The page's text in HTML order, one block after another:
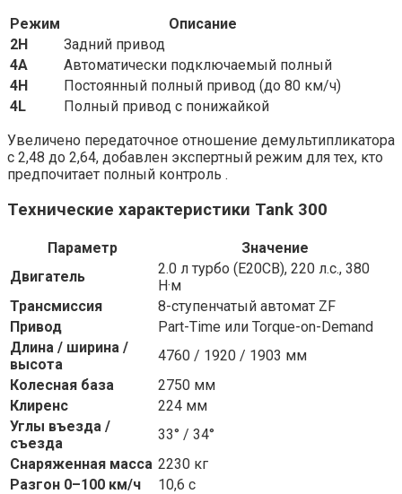
Режим
Описание
2H
Задний привод
4A
Автоматически подключаемый полный
4H
Постоянный полный привод (до 80 км/ч)
4L
Полный привод с понижайкой
Увеличено передаточное отношение демультипликатора
с 2,48 до 2,64, добавлен экспертный режим для тех, кто
предпочитает полный контроль .
Технические характеристики Tank 300
Параметр
Значение
Двигатель
2.0 л турбо (E20CB), 220 л.с., 380
Н·м
Трансмиссия
8-ступенчатый автомат ZF
Привод
Part-Time или Torque-on-Demand
Длина / ширина /
высота
4760 / 1920 / 1903 мм
Колесная база
2750 мм
Клиренс
224 мм
Углы въезда /
съезда
33° / 34°
Снаряженная масса 2230 кг
Разгон 0–100 км/ч
10,6 с